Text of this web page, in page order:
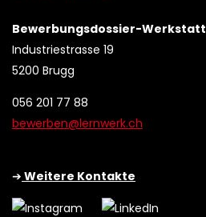
Bewerbungsdossier-Werkstatt
Industriestrasse 19
5200 Brugg
056 201 77 88
bewerben@lernwerk.ch
➔ Weitere Kontakte